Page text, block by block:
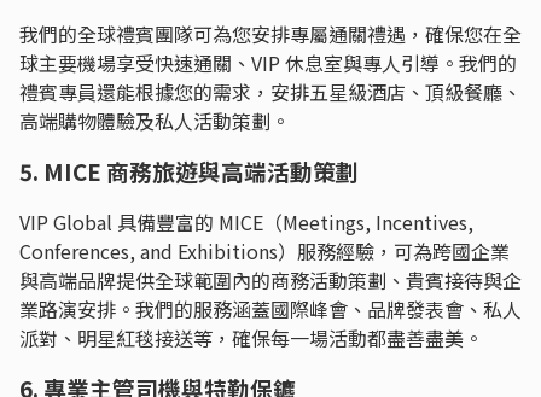
我們的全球禮賓團隊可為您安排專屬通關禮遇，確保您在全
球主要機場享受快速通關、VIP 休息室與專人引導。我們的
禮賓專員還能根據您的需求，安排五星級酒店、頂級餐廳、
高端購物體驗及私人活動策劃。
5. MICE 商務旅遊與高端活動策劃
VIP Global 具備豐富的 MICE（Meetings, Incentives,
Conferences, and Exhibitions）服務經驗，可為跨國企業
與高端品牌提供全球範圍內的商務活動策劃、貴賓接待與企
業路演安排。我們的服務涵蓋國際峰會、品牌發表會、私人
派對、明星紅毯接送等，確保每一場活動都盡善盡美。
6. 專業主管司機與特勤保鑣